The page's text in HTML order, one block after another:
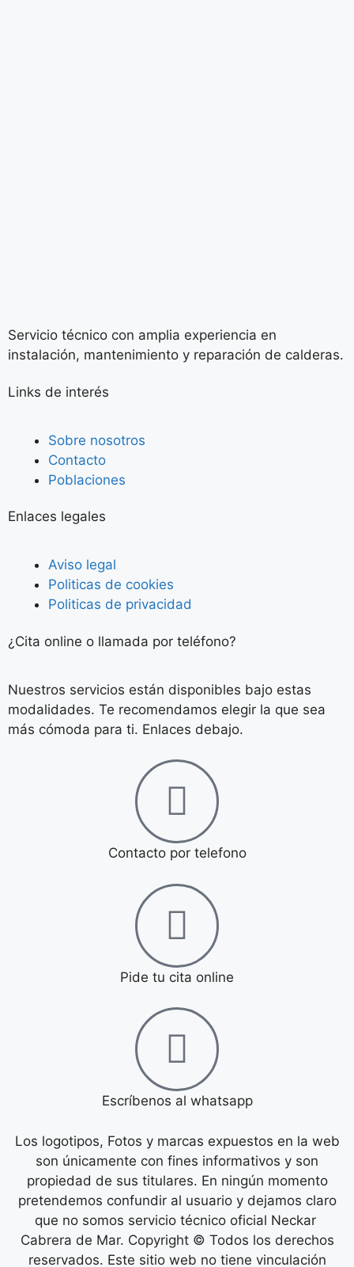
Servicio técnico con amplia experiencia en
instalación, mantenimiento y reparación de calderas.
Links de interés
Sobre nosotros
Contacto
Poblaciones
Enlaces legales
Aviso legal
Politicas de cookies
Politicas de privacidad
¿Cita online o llamada por teléfono?
Nuestros servicios están disponibles bajo estas
modalidades. Te recomendamos elegir la que sea
más cómoda para ti. Enlaces debajo.
Contacto por telefono
Pide tu cita online
Escríbenos al whatsapp
Los logotipos, Fotos y marcas expuestos en la web
son únicamente con fines informativos y son
propiedad de sus titulares. En ningún momento
pretendemos confundir al usuario y dejamos claro
que no somos servicio técnico oficial Neckar
Cabrera de Mar. Copyright © Todos los derechos
reservados. Este sitio web no tiene vinculación